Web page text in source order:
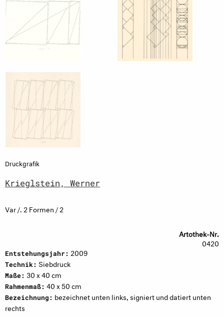
Druckgrafik
Krieglstein, Werner
Var /. 2 Formen / 2
Artothek-Nr.
0420
Entstehungsjahr: 2009
Technik: Siebdruck
Maße: 30 x 40 cm
Rahmenmaß: 40 x 50 cm
Bezeichnung: bezeichnet unten links, signiert und datiert unten
rechts